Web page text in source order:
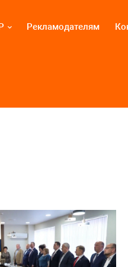
Рекламодателям